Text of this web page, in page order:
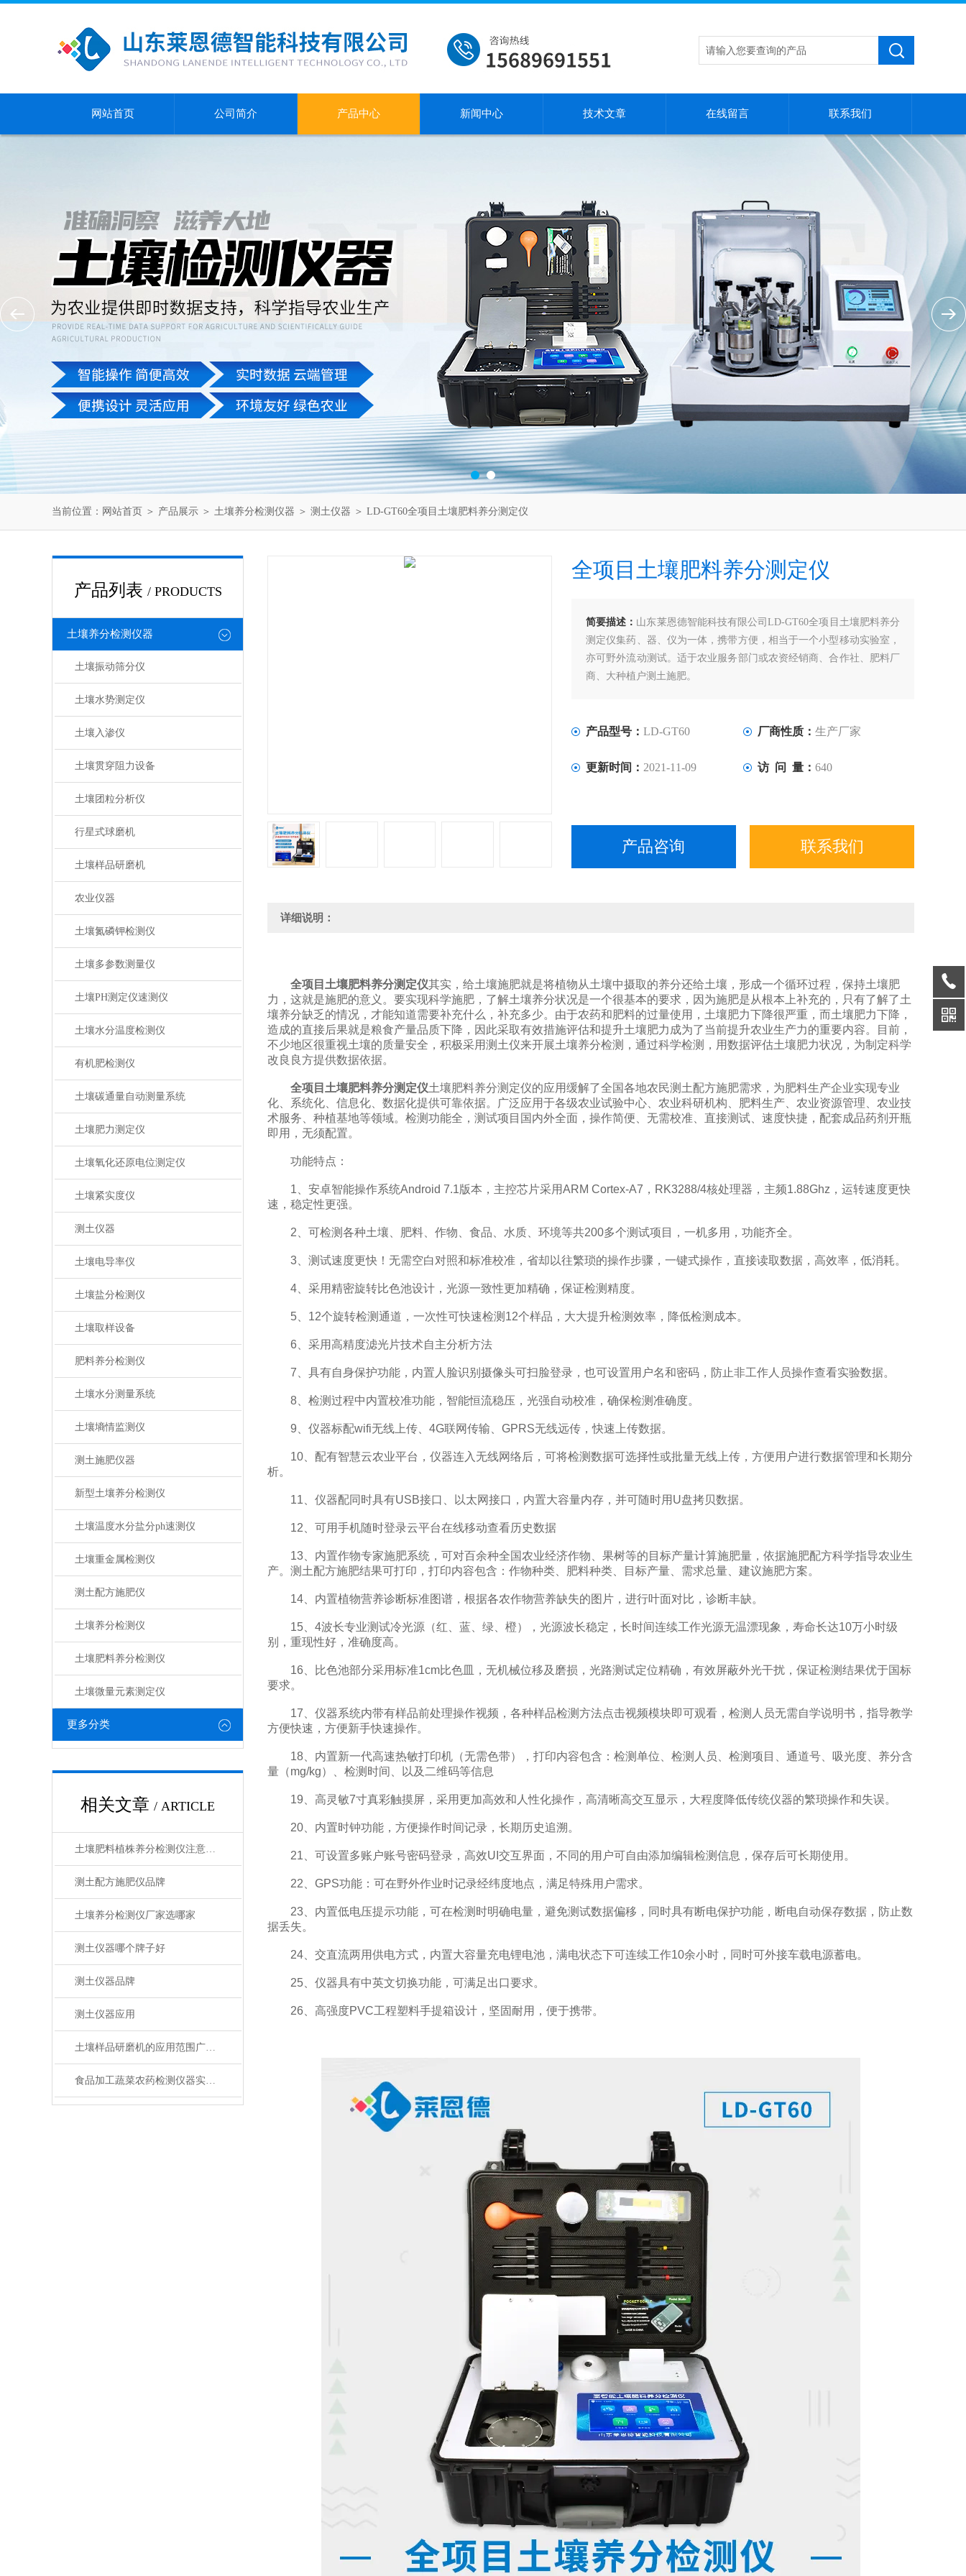
网站首页 公司简介 产品中心 新闻中心 技术文章 在线留言 联系我们
当前位置： 网站首页 ＞ 产品展示 ＞ 土壤养分检测仪器 ＞ 测土仪器 ＞ LD-GT60全项目土壤肥料养分测定仪
产品列表 / PRODUCTS
土壤养分检测仪器
土壤振动筛分仪
土壤水势测定仪
土壤入渗仪
土壤贯穿阻力设备
土壤团粒分析仪
行星式球磨机
土壤样品研磨机
农业仪器
土壤氮磷钾检测仪
土壤多参数测量仪
土壤PH测定仪速测仪
土壤水分温度检测仪
有机肥检测仪
土壤碳通量自动测量系统
土壤肥力测定仪
土壤氧化还原电位测定仪
土壤紧实度仪
测土仪器
土壤电导率仪
土壤盐分检测仪
土壤取样设备
肥料养分检测仪
土壤水分测量系统
土壤墒情监测仪
测土施肥仪器
新型土壤养分检测仪
土壤温度水分盐分ph速测仪
土壤重金属检测仪
测土配方施肥仪
土壤养分检测仪
土壤肥料养分检测仪​
土壤微量元素测定仪
更多分类
相关文章 / ARTICLE
土壤肥料植株养分检测仪注意事项
测土配方施肥仪品牌
土壤养分检测仪厂家选哪家
测土仪器哪个牌子好
测土仪器品牌
测土仪器应用
土壤样品研磨机的应用范围广泛，你知道多少？
食品加工蔬菜农药检测仪器实验室装备技术分析方案
全项目土壤肥料养分测定仪
简要描述： 山东莱恩德智能科技有限公司LD-GT60全项目土壤肥料养分
测定仪集药、器、仪为一体，携带方便，相当于一个小型移动实验室，
亦可野外流动测试。适于农业服务部门或农资经销商、合作社、肥料厂
商、大种植户测土施肥。
产品型号： LD-GT60 厂商性质： 生产厂家
更新时间： 2021-11-09 访 问 量： 640
产品咨询 联系我们
详细说明：
全项目土壤肥料养分测定仪其实，给土壤施肥就是将植物从土壤中摄取的养分还给土壤，形成一个循环过程，保持土壤肥
力，这就是施肥的意义。要实现科学施肥，了解土壤养分状况是一个很基本的要求，因为施肥是从根本上补充的，只有了解了土
壤养分缺乏的情况，才能知道需要补充什么，补充多少。由于农药和肥料的过量使用，土壤肥力下降很严重，而土壤肥力下降，
造成的直接后果就是粮食产量品质下降，因此采取有效措施评估和提升土壤肥力成为了当前提升农业生产力的重要内容。目前，
不少地区很重视土壤的质量安全，积极采用测土仪来开展土壤养分检测，通过科学检测，用数据评估土壤肥力状况，为制定科学
改良良方提供数据依据。
全项目土壤肥料养分测定仪土壤肥料养分测定仪的应用缓解了全国各地农民测土配方施肥需求，为肥料生产企业实现专业
化、系统化、信息化、数据化提供可靠依据。广泛应用于各级农业试验中心、农业科研机构、肥料生产、农业资源管理、农业技
术服务、种植基地等领域。检测功能全，测试项目国内外全面，操作简便、无需校准、直接测试、速度快捷，配套成品药剂开瓶
即用，无须配置。
功能特点：
1、安卓智能操作系统Android 7.1版本，主控芯片采用ARM Cortex-A7，RK3288/4核处理器，主频1.88Ghz，运转速度更快
速，稳定性更强。
2、可检测各种土壤、肥料、作物、食品、水质、环境等共200多个测试项目，一机多用，功能齐全。
3、测试速度更快！无需空白对照和标准校准，省却以往繁琐的操作步骤，一键式操作，直接读取数据，高效率，低消耗。
4、采用精密旋转比色池设计，光源一致性更加精确，保证检测精度。
5、12个旋转检测通道，一次性可快速检测12个样品，大大提升检测效率，降低检测成本。
6、采用高精度滤光片技术自主分析方法
7、具有自身保护功能，内置人脸识别摄像头可扫脸登录，也可设置用户名和密码，防止非工作人员操作查看实验数据。
8、检测过程中内置校准功能，智能恒流稳压，光强自动校准，确保检测准确度。
9、仪器标配wifi无线上传、4G联网传输、GPRS无线远传，快速上传数据。
10、配有智慧云农业平台，仪器连入无线网络后，可将检测数据可选择性或批量无线上传，方便用户进行数据管理和长期分
析。
11、仪器配同时具有USB接口、以太网接口，内置大容量内存，并可随时用U盘拷贝数据。
12、可用手机随时登录云平台在线移动查看历史数据
13、内置作物专家施肥系统，可对百余种全国农业经济作物、果树等的目标产量计算施肥量，依据施肥配方科学指导农业生
产。测土配方施肥结果可打印，打印内容包含：作物种类、肥料种类、目标产量、需求总量、建议施肥方案。
14、内置植物营养诊断标准图谱，根据各农作物营养缺失的图片，进行叶面对比，诊断丰缺。
15、4波长专业测试冷光源（红、蓝、绿、橙），光源波长稳定，长时间连续工作光源无温漂现象，寿命长达10万小时级
别，重现性好，准确度高。
16、比色池部分采用标准1cm比色皿，无机械位移及磨损，光路测试定位精确，有效屏蔽外光干扰，保证检测结果优于国标
要求。
17、仪器系统内带有样品前处理操作视频，各种样品检测方法点击视频模块即可观看，检测人员无需自学说明书，指导教学
方便快速，方便新手快速操作。
18、内置新一代高速热敏打印机（无需色带），打印内容包含：检测单位、检测人员、检测项目、通道号、吸光度、养分含
量（mg/kg）、检测时间、以及二维码等信息
19、高灵敏7寸真彩触摸屏，采用更加高效和人性化操作，高清晰高交互显示，大程度降低传统仪器的繁琐操作和失误。
20、内置时钟功能，方便操作时间记录，长期历史追溯。
21、可设置多账户账号密码登录，高效UI交互界面，不同的用户可自由添加编辑检测信息，保存后可长期使用。
22、GPS功能：可在野外作业时记录经纬度地点，满足特殊用户需求。
23、内置低电压提示功能，可在检测时明确电量，避免测试数据偏移，同时具有断电保护功能，断电自动保存数据，防止数
据丢失。
24、交直流两用供电方式，内置大容量充电锂电池，满电状态下可连续工作10余小时，同时可外接车载电源蓄电。
25、仪器具有中英文切换功能，可满足出口要求。
26、高强度PVC工程塑料手提箱设计，坚固耐用，便于携带。